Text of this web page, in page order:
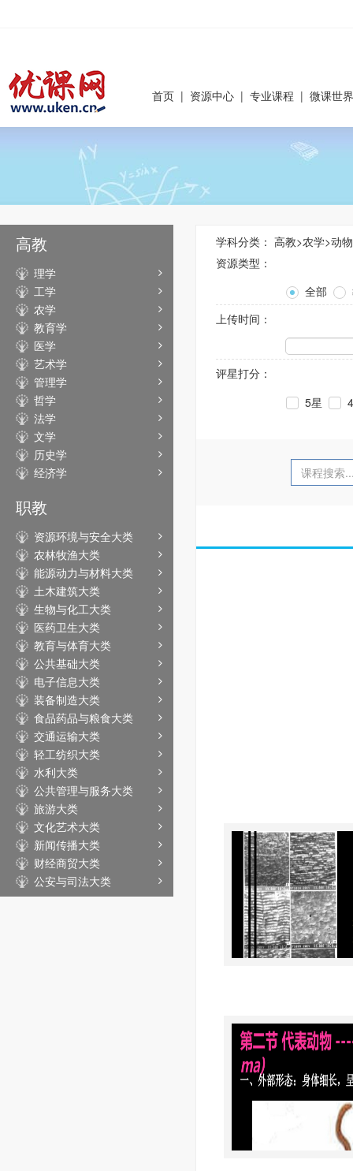
首页 | 资源中心 | 专业课程 | 微课世界
高教
理学
工学
农学
教育学
医学
艺术学
管理学
哲学
法学
文学
历史学
经济学
职教
资源环境与安全大类
农林牧渔大类
能源动力与材料大类
土木建筑大类
生物与化工大类
医药卫生大类
教育与体育大类
公共基础大类
电子信息大类
装备制造大类
食品药品与粮食大类
交通运输大类
轻工纺织大类
水利大类
公共管理与服务大类
旅游大类
文化艺术大类
新闻传播大类
财经商贸大类
公安与司法大类
学科分类： 高教>农学>动
资源类型：
全部
上传时间：
评星打分：
5星